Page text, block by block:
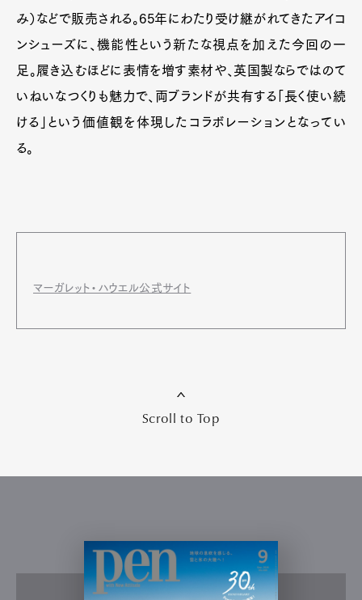
み）などで販売される。65年にわたり受け継がれてきたアイコ
ンシューズに、機能性という新たな視点を加えた今回の一
足。履き込むほどに表情を増す素材や、英国製ならではのて
いねいなつくりも魅力で、両ブランドが共有する「長く使い続
ける」という価値観を体現したコラボレーションとなってい
る。
マーガレット・ハウエル公式サイト
Scroll to Top